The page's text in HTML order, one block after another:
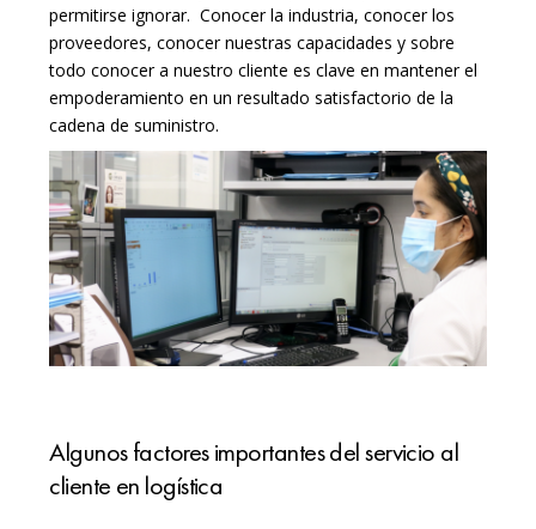
permitirse ignorar. Conocer la industria, conocer los
proveedores, conocer nuestras capacidades y sobre
todo conocer a nuestro cliente es clave en mantener el
empoderamiento en un resultado satisfactorio de la
cadena de suministro.
Algunos factores importantes del servicio al
cliente en logística